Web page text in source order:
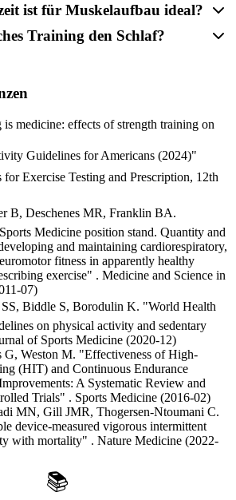
ist für Muskelaufbau ideal?
Training den Schlaf?
is medicine: effects of strength training on
Guidelines for Americans (2024)"
Exercise Testing and Prescription, 12th
B, Deschenes MR, Franklin BA.
Medicine position stand. Quantity and
and maintaining cardiorespiratory,
fitness in apparently healthy
exercise" . Medicine and Science in
07)
Biddle S, Borodulin K. "World Health
on physical activity and sedentary
of Sports Medicine (2020-12)
Weston M. "Effectiveness of High-
(HIT) and Continuous Endurance
A Systematic Review and
Trials" . Sports Medicine (2016-02)
MN, Gill JMR, Thogersen-Ntoumani C.
device-measured vigorous intermittent
with mortality" . Nature Medicine (2022-
📚